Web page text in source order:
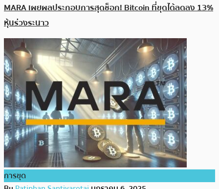
MARA เผยผลประกอบการสุดช็อก! Bitcoin ที่ขุดได้ลดลง 13%
หุ้นร่วงระนาว
การขุด